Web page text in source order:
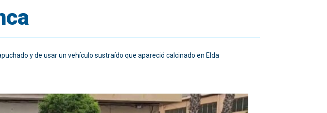
y de usar un vehículo sustraído que apareció calcinado en Elda